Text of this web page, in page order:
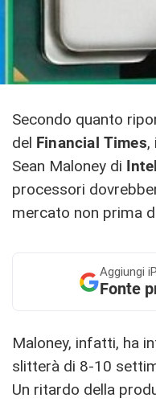
Secondo quanto
del Financial Times,
Sean Maloney di Intel
processori
mercato non prima
Aggiungi
Fonte
Maloney, infatti, ha
slitterà di 8-10
Un ritardo della